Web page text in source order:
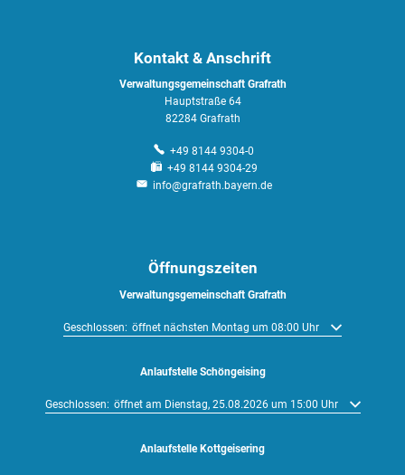
Kontakt & Anschrift
Verwaltungsgemeinschaft Grafrath
Hauptstraße 64
82284 Grafrath
+49 8144 9304-0
+49 8144 9304-29
info@grafrath.bayern.de
Öffnungszeiten
Verwaltungsgemeinschaft Grafrath
Klicken, um weitere Öffnungs- oder Schließzeiten auszublenden
Geschlossen: öffnet nächsten Montag um 08:00 Uhr
Anlaufstelle Schöngeising
Klicken, um weitere Öffnungs- oder Schließzeiten auszublenden
Geschlossen: öffnet am Dienstag, 25.08.2026 um 15:00 Uhr
Anlaufstelle Kottgeisering